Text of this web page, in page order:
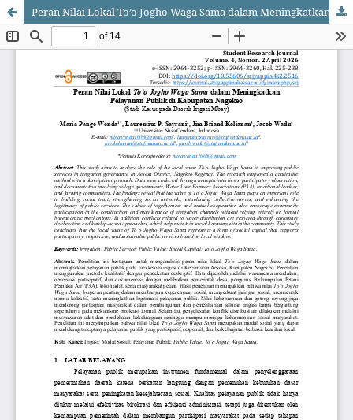
Peran Nilai Lokal To’o Jogho Waga Sama dalam Meningkatkan Pelayanan Publik di Kabupaten Nagekeo